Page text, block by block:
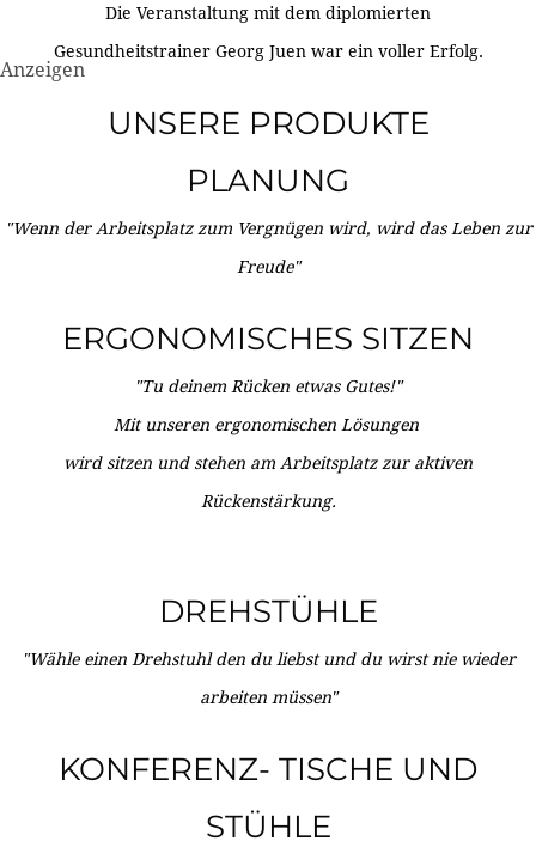
Die Veranstaltung mit dem diplomierten
Gesundheitstrainer Georg Juen war ein voller Erfolg.
Anzeigen
UNSERE PRODUKTE
PLANUNG
"Wenn der Arbeitsplatz zum Vergnügen wird, wird das Leben zur
Freude"
ERGONOMISCHES SITZEN
"Tu deinem Rücken etwas Gutes!"
Mit unseren ergonomischen Lösungen
wird sitzen und stehen am Arbeitsplatz zur aktiven
Rückenstärkung.
DREHSTÜHLE
"Wähle einen Drehstuhl den du liebst und du wirst nie wieder
arbeiten müssen"
KONFERENZ- TISCHE UND
STÜHLE